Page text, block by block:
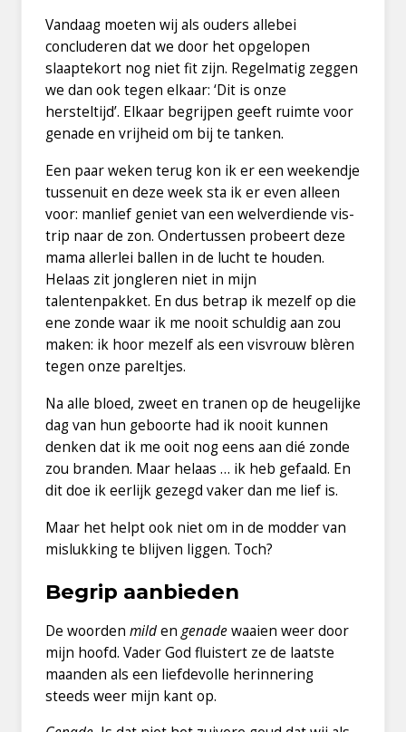
Vandaag moeten wij als ouders allebei
concluderen dat we door het opgelopen
slaaptekort nog niet fit zijn. Regelmatig zeggen
we dan ook tegen elkaar: ‘Dit is onze
hersteltijd’. Elkaar begrijpen geeft ruimte voor
genade en vrijheid om bij te tanken.
Een paar weken terug kon ik er een weekendje
tussenuit en deze week sta ik er even alleen
voor: manlief geniet van een welverdiende vis-
trip naar de zon. Ondertussen probeert deze
mama allerlei ballen in de lucht te houden.
Helaas zit jongleren niet in mijn
talentenpakket. En dus betrap ik mezelf op die
ene zonde waar ik me nooit schuldig aan zou
maken: ik hoor mezelf als een visvrouw blèren
tegen onze pareltjes.
Na alle bloed, zweet en tranen op de heugelijke
dag van hun geboorte had ik nooit kunnen
denken dat ik me ooit nog eens aan dié zonde
zou branden. Maar helaas … ik heb gefaald. En
dit doe ik eerlijk gezegd vaker dan me lief is.
Maar het helpt ook niet om in de modder van
mislukking te blijven liggen. Toch?
Begrip aanbieden
De woorden milden genadewaaien weer door
mijn hoofd. Vader God fluistert ze de laatste
maanden als een liefdevolle herinnering
steeds weer mijn kant op.